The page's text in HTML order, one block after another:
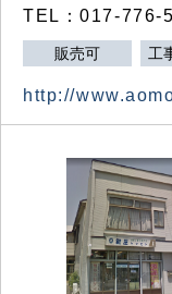
TEL：017-776-
販売可 工
http://